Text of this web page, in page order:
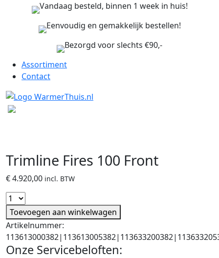
Vandaag besteld, binnen 1 week in huis!
Eenvoudig en gemakkelijk bestellen!
Bezorgd voor slechts €90,-
Assortiment
Contact
Trimline Fires 100 Front
€4.920,00 incl. BTW
Toevoegen aan winkelwagen
Artikelnummer:
Onze Servicebeloften: